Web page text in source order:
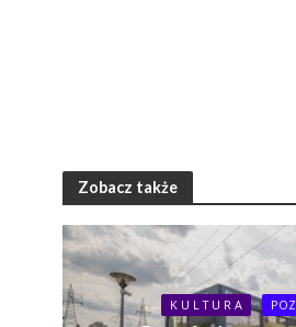
Zobacz także
K U L T U R A